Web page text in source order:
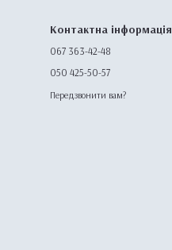
Контактна інформація
067 363-42-48
050 425-50-57
Передзвонити вам?